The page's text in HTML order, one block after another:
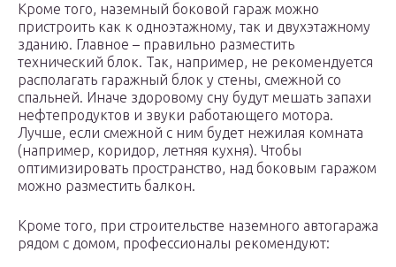
Кроме того, наземный боковой гараж можно
пристроить как к одноэтажному, так и двухэтажному
зданию. Главное – правильно разместить
технический блок. Так, например, не рекомендуется
располагать гаражный блок у стены, смежной со
спальней. Иначе здоровому сну будут мешать запахи
нефтепродуктов и звуки работающего мотора.
Лучше, если смежной с ним будет нежилая комната
(например, коридор, летняя кухня). Чтобы
оптимизировать пространство, над боковым гаражом
можно разместить балкон.
Кроме того, при строительстве наземного автогаража
рядом с домом, профессионалы рекомендуют: